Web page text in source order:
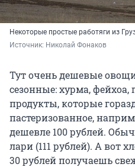
Некоторые простые работяги из
Источник: Николай Фонаков
Тут очень дешевые
сезонные: хурма, фейхоа,
продукты, которые
пастеризованное,
дешевле 100 рублей.
лари (111 рублей). А вот
30 рублей получаешь